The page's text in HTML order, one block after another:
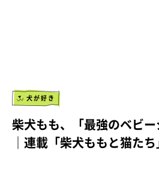
犬が好き
柴犬もも、「最強のベビ
｜連載「柴犬ももと猫た